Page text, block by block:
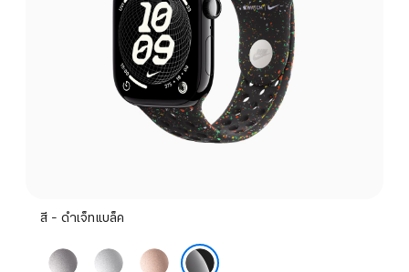
สี - ดำเจ็ทแบล็ค
เทา
เงิน
โรส